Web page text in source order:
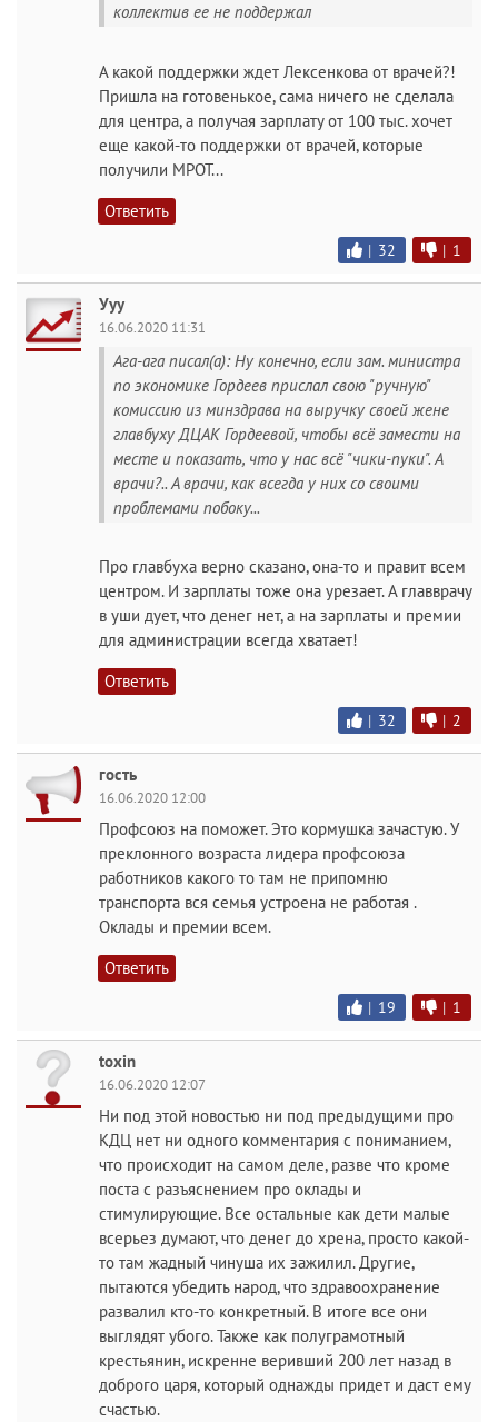
коллектив ее не поддержал
А какой поддержки ждет Лексенкова от врачей?!
Пришла на готовенькое, сама ничего не сделала
для центра, а получая зарплату от 100 тыс. хочет
еще какой-то поддержки от врачей, которые
получили МРОТ...
Ответить
| 32 | 1
Ууу
16.06.2020 11:31
Ага-ага писал(а): Ну конечно, если зам. министра
по экономике Гордеев прислал свою "ручную"
комиссию из минздрава на выручку своей жене
главбуху ДЦАК Гордеевой, чтобы всё замести на
месте и показать, что у нас всё "чики-пуки". А
врачи?.. А врачи, как всегда у них со своими
проблемами побоку...
Про главбуха верно сказано, она-то и правит всем
центром. И зарплаты тоже она урезает. А главврачу
в уши дует, что денег нет, а на зарплаты и премии
для администрации всегда хватает!
Ответить
| 32 | 2
гость
16.06.2020 12:00
Профсоюз на поможет. Это кормушка зачастую. У
преклонного возраста лидера профсоюза
работников какого то там не припомню
транспорта вся семья устроена не работая .
Оклады и премии всем.
Ответить
| 19 | 1
toxin
16.06.2020 12:07
Ни под этой новостью ни под предыдущими про
КДЦ нет ни одного комментария с пониманием,
что происходит на самом деле, разве что кроме
поста с разъяснением про оклады и
стимулирующие. Все остальные как дети малые
всерьез думают, что денег до хрена, просто какой-
то там жадный чинуша их зажилил. Другие,
пытаются убедить народ, что здравоохранение
развалил кто-то конкретный. В итоге все они
выглядят убого. Также как полуграмотный
крестьянин, искренне веривший 200 лет назад в
доброго царя, который однажды придет и даст ему
счастью.